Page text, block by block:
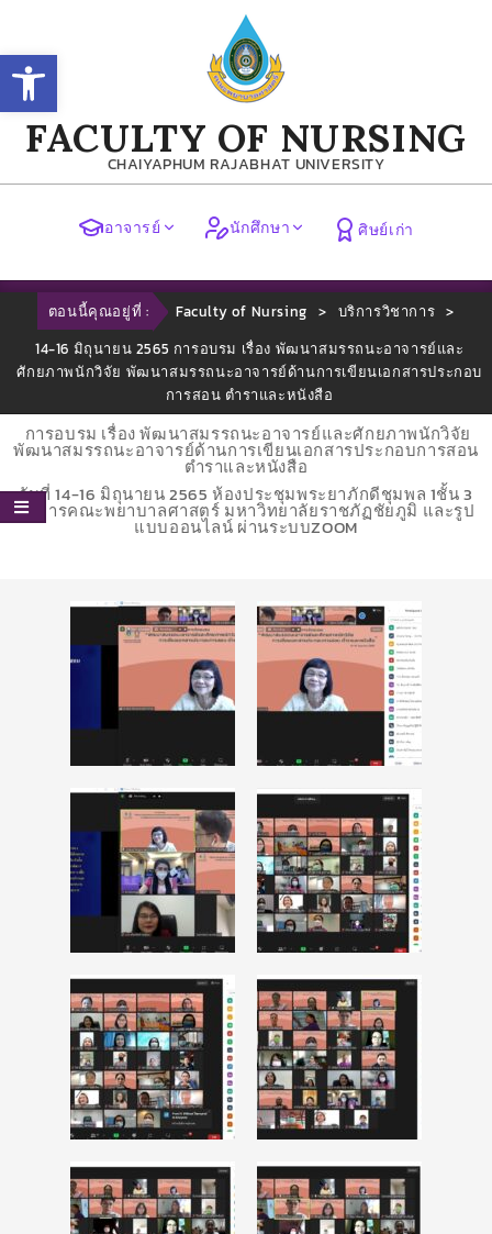
Open toolbar
FACULTY OF NURSING
CHAIYAPHUM RAJABHAT UNIVERSITY
อาจารย์ นักศึกษา ศิษย์เก่า
ตอนนี้คุณอยู่ที่ : Faculty of Nursing > บริการวิชาการ >
14-16 มิถุนายน 2565 การอบรม เรื่อง พัฒนาสมรรถนะอาจารย์และ
ศักยภาพนักวิจัย พัฒนาสมรรถนะอาจารย์ด้านการเขียนเอกสารประกอบ
การสอน ตำราและหนังสือ
การอบรม เรื่อง พัฒนาสมรรถนะอาจารย์และศักยภาพนักวิจัย
พัฒนาสมรรถนะอาจารย์ด้านการเขียนเอกสารประกอบการสอน
ตำราและหนังสือ
วันที่ 14-16 มิถุนายน 2565 ห้องประชุมพระยาภักดีชุมพล 1ชั้น 3
อาคารคณะพยาบาลศาสตร์ มหาวิทยาลัยราชภัฏชัยภูมิ และรูป
แบบออนไลน์ ผ่านระบบZOOM